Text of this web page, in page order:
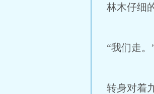
林木仔细
“我们走。
转身对着